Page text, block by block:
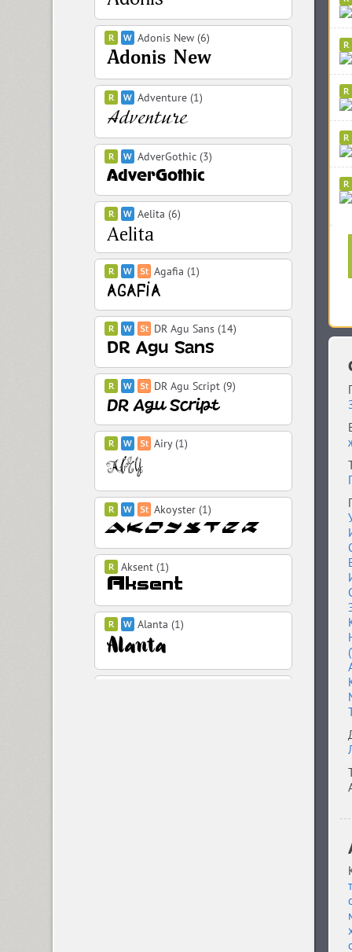
Adonis New (6)
Adventure (1)
AdverGothic (3)
Aelita (6)
Agafia (1)
DR Agu Sans (14)
DR Agu Script (9)
Airy (1)
Akoyster (1)
Aksent (1)
Alanta (1)